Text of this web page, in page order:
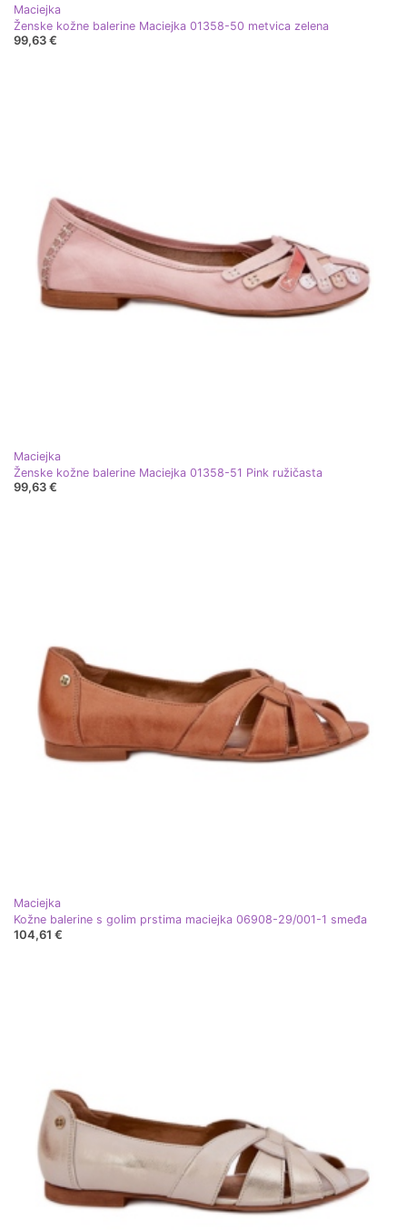
Maciejka
Ženske kožne balerine Maciejka 01358-50 metvica zelena
99,63 €
Maciejka
Ženske kožne balerine Maciejka 01358-51 Pink ružičasta
99,63 €
Maciejka
Kožne balerine s golim prstima maciejka 06908-29/001-1 smeđa
104,61 €